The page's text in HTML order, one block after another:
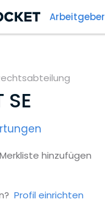
Arbeitgeber
SE
hinzufügen
Profil einrichten